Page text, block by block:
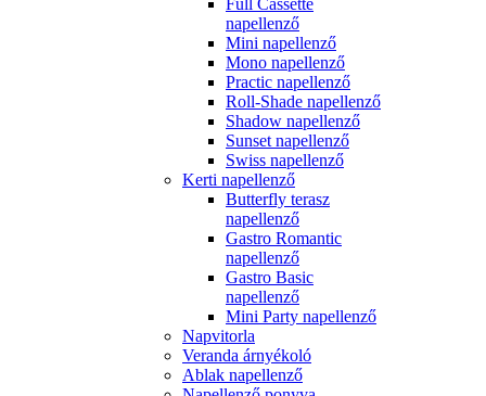
Full Cassette
napellenző
Mini napellenző
Mono napellenző
Practic napellenző
Roll-Shade napellenző
Shadow napellenző
Sunset napellenző
Swiss napellenző
Kerti napellenző
Butterfly terasz
napellenző
Gastro Romantic
napellenző
Gastro Basic
napellenző
Mini Party napellenző
Napvitorla
Veranda árnyékoló
Ablak napellenző